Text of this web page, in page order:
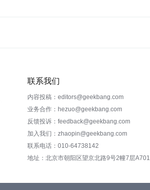
联系我们
内容投稿：editors@geekbang.com
业务合作：hezuo@geekbang.com
反馈投诉：feedback@geekbang.com
加入我们：zhaopin@geekbang.com
联系电话：010-64738142
地址：北京市朝阳区望京北路9号2幢7层A701